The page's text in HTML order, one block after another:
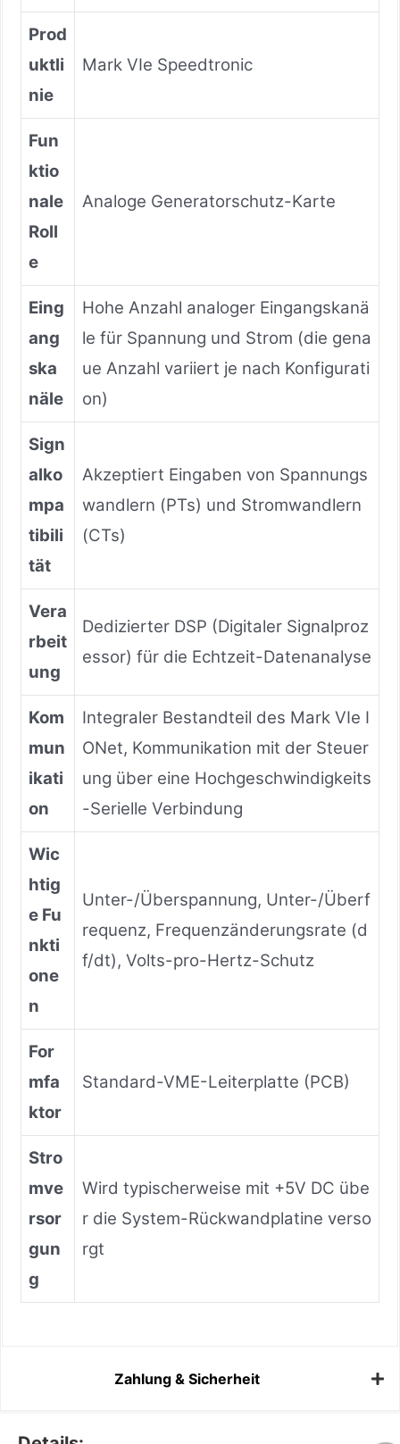
Prod
uktli
nie
Mark VIe Speedtronic
Fun
ktio
nale
Roll
e
Analoge Generatorschutz-Karte
Eing
ang
ska
näle
Hohe Anzahl analoger Eingangskanä
le für Spannung und Strom (die gena
ue Anzahl variiert je nach Konfigurati
on)
Sign
alko
mpa
tibili
tät
Akzeptiert Eingaben von Spannungs
wandlern (PTs) und Stromwandlern
(CTs)
Vera
rbeit
ung
Dedizierter DSP (Digitaler Signalproz
essor) für die Echtzeit-Datenanalyse
Kom
mun
ikati
on
Integraler Bestandteil des Mark VIe I
ONet, Kommunikation mit der Steuer
ung über eine Hochgeschwindigkeits
-Serielle Verbindung
Wic
htig
e Fu
nkti
one
n
Unter-/Überspannung, Unter-/Überf
requenz, Frequenzänderungsrate (d
f/dt), Volts-pro-Hertz-Schutz
For
mfa
ktor
Standard-VME-Leiterplatte (PCB)
Stro
mve
rsor
gun
g
Wird typischerweise mit +5V DC übe
r die System-Rückwandplatine verso
rgt
Zahlung & Sicherheit